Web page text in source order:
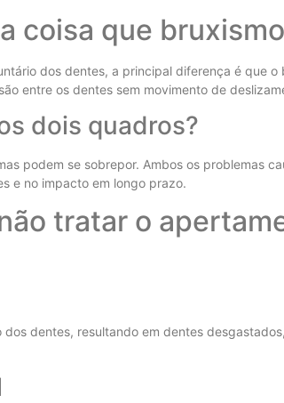
coisa que
dos dentes, a principal diferença é que
entre os dentes sem movimento de
dois quadros?
podem se sobrepor. Ambos os problemas
e no impacto em longo prazo.
tratar o
dentes, resultando em dentes